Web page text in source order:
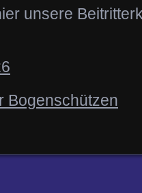
unsere
Bogenschützen